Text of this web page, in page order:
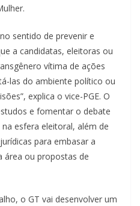
sentido de prevenir e
a candidatas, eleitoras ou
vítima de ações
las do ambiente político ou
explica o vice-PGE. O
e fomentar o debate
esfera eleitoral, além de
para embasar a
área ou propostas de
o GT vai desenvolver um